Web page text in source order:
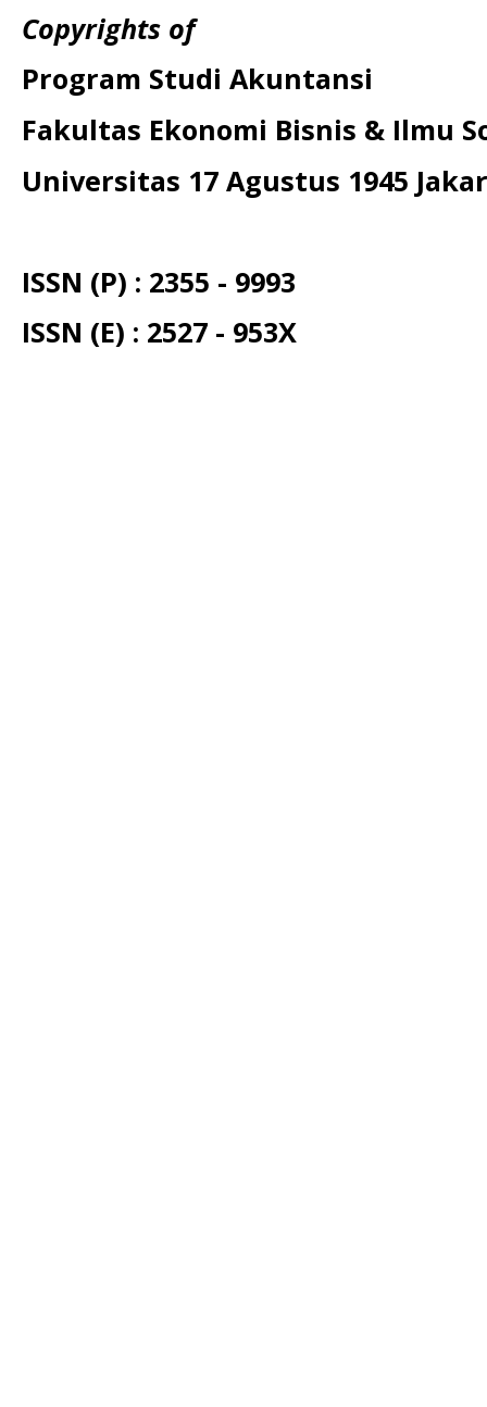
Copyrights of
Program Studi Akuntansi
Fakultas Ekonomi Bisnis & Ilmu
Universitas 17 Agustus 1945
ISSN (P) : 2355 - 9993
ISSN (E) : 2527 - 953X